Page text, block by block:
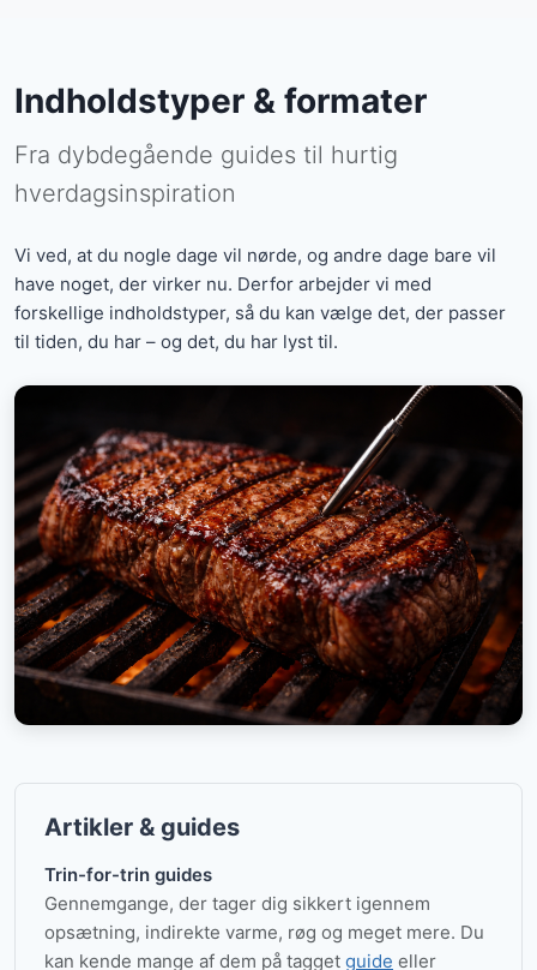
Indholdstyper & formater
Fra dybdegående guides til hurtig
hverdagsinspiration
Vi ved, at du nogle dage vil nørde, og andre dage bare vil
have noget, der virker nu. Derfor arbejder vi med
forskellige indholdstyper, så du kan vælge det, der passer
til tiden, du har – og det, du har lyst til.
Artikler & guides
Trin-for-trin guides
Gennemgange, der tager dig sikkert igennem
opsætning, indirekte varme, røg og meget mere. Du
kan kende mange af dem på tagget guide eller